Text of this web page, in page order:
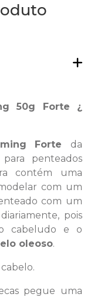
50g Forte ¿
Forte da
penteados
contém uma
com um
com um
pois
cabeludo e o
oleoso.
pegue uma